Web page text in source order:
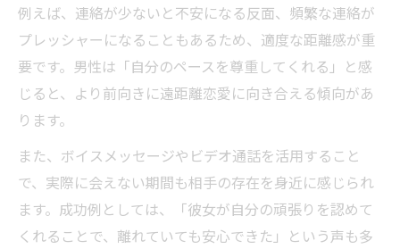
遠距離恋愛で思い出を作るオンラインイベ
ント
例えば、連絡が少ないと不安になる反面、頻繁な連絡が
プレッシャーになることもあるため、適度な距離感が重
要です。男性は「自分のペースを尊重してくれる」と感
じると、より前向きに遠距離恋愛に向き合える傾向があ
ります。
また、ボイスメッセージやビデオ通話を活用すること
で、実際に会えない期間も相手の存在を身近に感じられ
ます。成功例としては、「彼女が自分の頑張りを認めて
くれることで、離れていても安心できた」という声も多